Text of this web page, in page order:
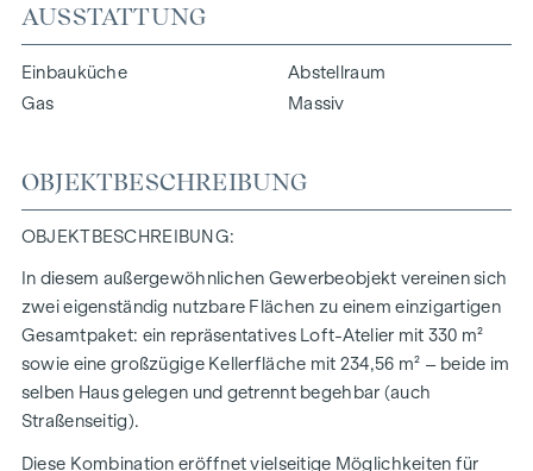
AUSSTATTUNG
Einbauküche
Gas
Abstellraum
Massiv
OBJEKTBESCHREIBUNG
OBJEKTBESCHREIBUNG:
In diesem außergewöhnlichen Gewerbeobjekt vereinen sich
zwei eigenständig nutzbare Flächen zu einem einzigartigen
Gesamtpaket: ein repräsentatives Loft-Atelier mit 330 m²
sowie eine großzügige Kellerfläche mit 234,56 m² – beide im
selben Haus gelegen und getrennt begehbar (auch
Straßenseitig).
Diese Kombination eröffnet vielseitige Möglichkeiten für